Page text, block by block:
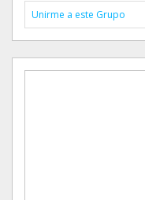
Unirme a este Grupo